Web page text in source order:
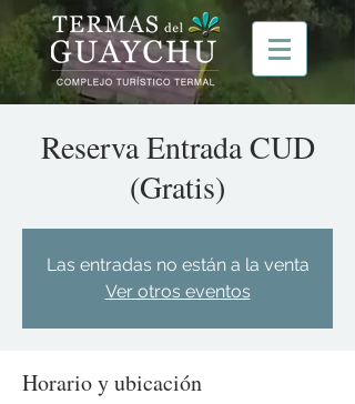
Reserva Entrada CUD
(Gratis)
Las entradas no están a la venta
Ver otros eventos
Horario y ubicación